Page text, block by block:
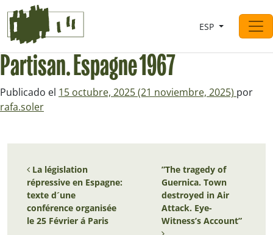
Saltar al contingut
Navegación principal
ESP
Partisan. Espagne 1967
Publicado el 15 octubre, 2025(21 noviembre, 2025) por
rafa.soler
Navegación de entradas
La législation
répressive en Espagne:
texte d´une
conférence organisée
le 25 Février á Paris
”The tragedy of
Guernica. Town
destroyed in Air
Attack. Eye-
Witness’s Account”